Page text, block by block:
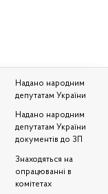
Надано народним
депутатам України
Надано народним
депутатам України
документів до ЗП
Знаходяться на
опрацюванні в
комітетах